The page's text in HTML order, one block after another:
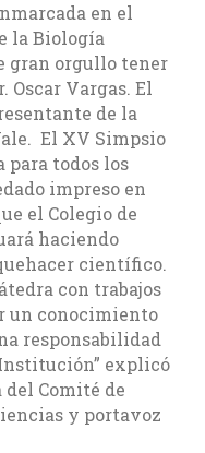
en el
la Biología
gran orgullo tener
Vargas. El
de la
El XV Simpsio
todos los
impreso en
el Colegio de
haciendo
científico.
con trabajos
un conocimiento
responsabilidad
explicó
del Comité de
y portavoz